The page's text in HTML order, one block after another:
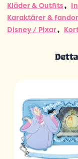
Kläder & Outfits
Karaktärer &
Disney / Pixar